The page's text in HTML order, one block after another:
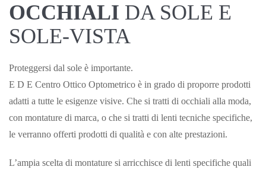
OCCHIALI DA SOLE E
SOLE-VISTA
Proteggersi dal sole è importante.
E D E Centro Ottico Optometrico è in grado di proporre prodotti
adatti a tutte le esigenze visive. Che si tratti di occhiali alla moda,
con montature di marca, o che si tratti di lenti tecniche specifiche,
le verranno offerti prodotti di qualità e con alte prestazioni.
L’ampia scelta di montature si arricchisce di lenti specifiche quali